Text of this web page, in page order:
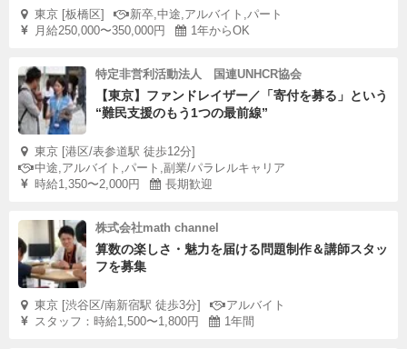
東京 [板橋区]
新卒,中途,アルバイト,パート
月給250,000〜350,000円
1年からOK
特定非営利活動法人 国連UNHCR協会
【東京】ファンドレイザー／「寄付を募る」という
“難民支援のもう1つの最前線”
東京 [港区/表参道駅 徒歩12分]
中途,アルバイト,パート,副業/パラレルキャリア
時給1,350〜2,000円
長期歓迎
株式会社math channel
算数の楽しさ・魅力を届ける問題制作＆講師スタッ
フを募集
東京 [渋谷区/南新宿駅 徒歩3分]
アルバイト
スタッフ：時給1,500〜1,800円
1年間